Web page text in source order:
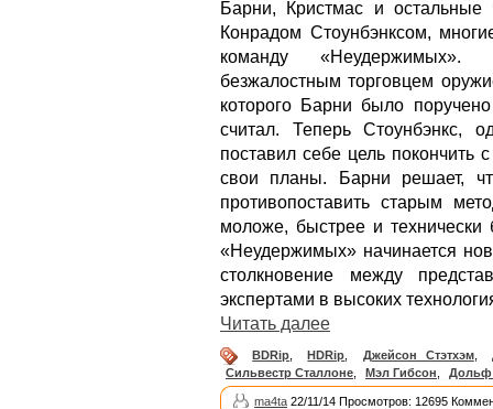
Барни, Кристмас и
Конрадом Стоунбэнксом,
команду «Неудержимых».
безжалостным торговцем
которого Барни было
считал. Теперь Стоунбэнкс,
поставил себе цель
свои планы. Барни решает,
противопоставить старым
моложе, быстрее и
«Неудержимых» начинается
столкновение между
экспертами в высоких
Читать далее
BDRip HDRip Джейсон Стэтхэм,
Сильвестр Сталлоне
Мэл Гибсон Дольф
ma4ta 22/11/14 Просмотров: 12695